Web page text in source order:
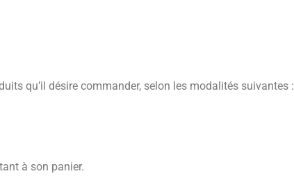
qu’il désire commander, selon les modalités suivantes :
à son panier.